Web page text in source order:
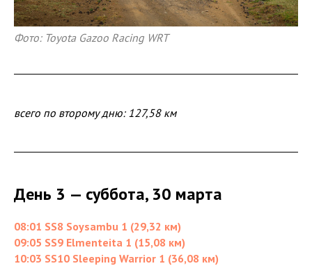
Фото: Toyota Gazoo Racing WRT
всего по второму дню: 127,58 км
День 3 — суббота, 30 марта
08:01 SS8 Soysambu 1 (29,32 км)
09:05 SS9 Elmenteita 1 (15,08 км)
10:03 SS10 Sleeping Warrior 1 (36,08 км)